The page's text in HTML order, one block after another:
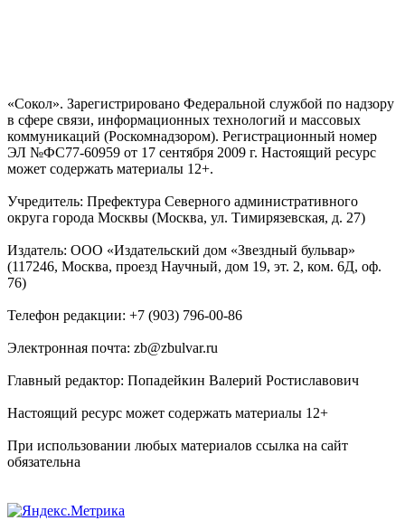
«Сокол». Зарегистрировано Федеральной службой по надзору
в сфере связи, информационных технологий и массовых
коммуникаций (Роскомнадзором). Регистрационный номер
ЭЛ №ФС77-60959 от 17 сентября 2009 г. Настоящий ресурс
может содержать материалы 12+.
Учредитель: Префектура Северного административного
округа города Москвы (Москва, ул. Тимирязевская, д. 27)
Издатель: ООО «Издательский дом «Звездный бульвар»
(117246, Москва, проезд Научный, дом 19, эт. 2, ком. 6Д, оф.
76)
Телефон редакции: +7 (903) 796-00-86
Электронная почта: zb@zbulvar.ru
Главный редактор: Попадейкин Валерий Ростиславович
Настоящий ресурс может содержать материалы 12+
При использовании любых материалов ссылка на сайт
обязательна